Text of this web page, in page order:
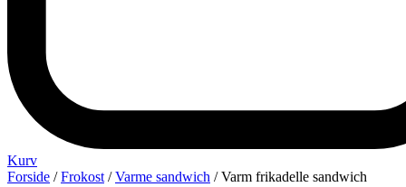
Kurv
Forside /Frokost /Varme sandwich / Varm frikadelle sandwich